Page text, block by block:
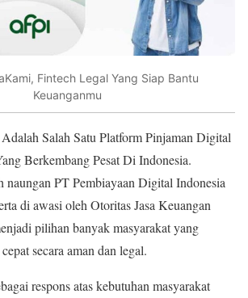
Fintech Legal Yang Siap Bantu
Keuanganmu
Adalah Salah Satu Platform Pinjaman Digital
Berkembang Pesat Di Indonesia.
naungan PT Pembiayaan Digital Indonesia
di awasi oleh Otoritas Jasa Keuangan
pilihan banyak masyarakat yang
secara aman dan legal.
respons atas kebutuhan masyarakat